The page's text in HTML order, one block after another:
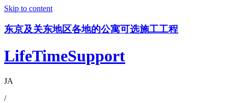
Skip to content
东京及关东地区各地的公寓可选施工工程
LifeTimeSupport
JA
/